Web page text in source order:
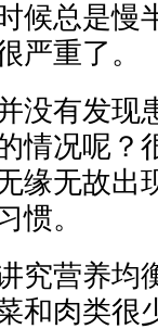
候总是慢
严重了。
没有发现
情况呢？
缘无故出
惯。
究营养均
和肉类很